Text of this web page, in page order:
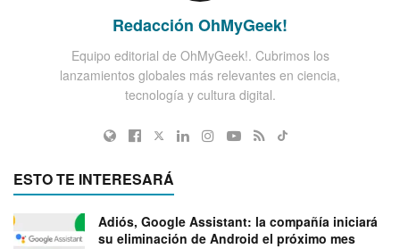
Redacción OhMyGeek!
Equipo editorial de OhMyGeek!. Cubrimos los
lanzamientos globales más relevantes en ciencia,
tecnología y cultura digital.
ESTO TE INTERESARÁ
Adiós, Google Assistant: la compañía iniciará
su eliminación de Android el próximo mes